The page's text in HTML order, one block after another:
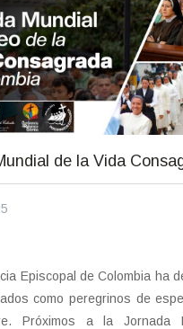
de la Vida
Episcopal de Colombia ha
como peregrinos de
Próximos a la